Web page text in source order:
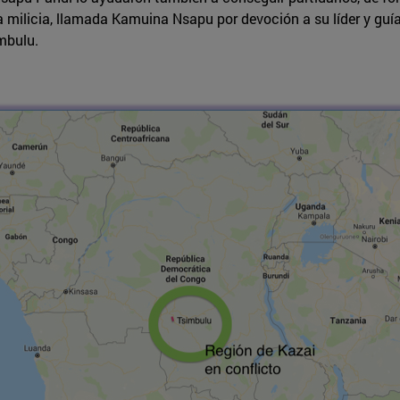
llamada Kamuina Nsapu por devoción a su líder y